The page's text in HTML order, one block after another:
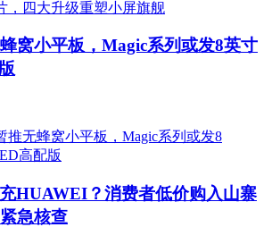
窝小平板，Magic系列或发8英寸
HUAWEI？消费者低价购入山寨
急核查